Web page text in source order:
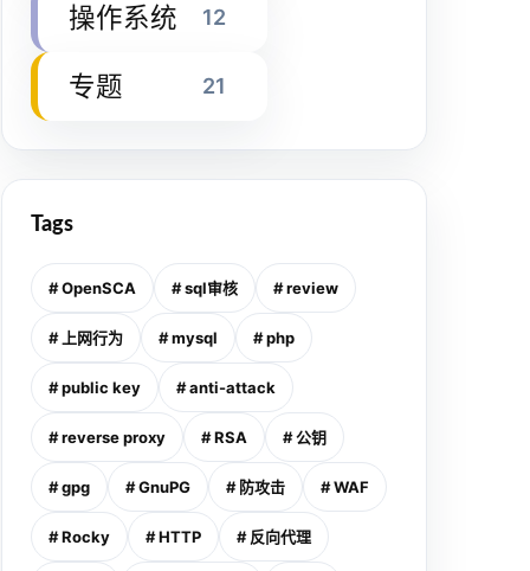
操作系统 12
专题 21
Tags
# OpenSCA # sql审核 # review
# 上网行为 # mysql # php
# public key # anti-attack
# reverse proxy # RSA # 公钥
# gpg # GnuPG # 防攻击 # WAF
# Rocky # HTTP # 反向代理